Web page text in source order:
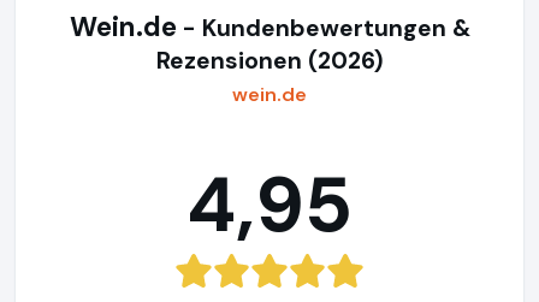
Wein.de - Kundenbewertungen &
Rezensionen (2026)
wein.de
4,95